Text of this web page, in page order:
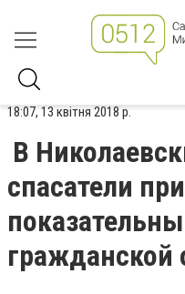
18:07, 13 квітня 2018 р.
В
спасатели